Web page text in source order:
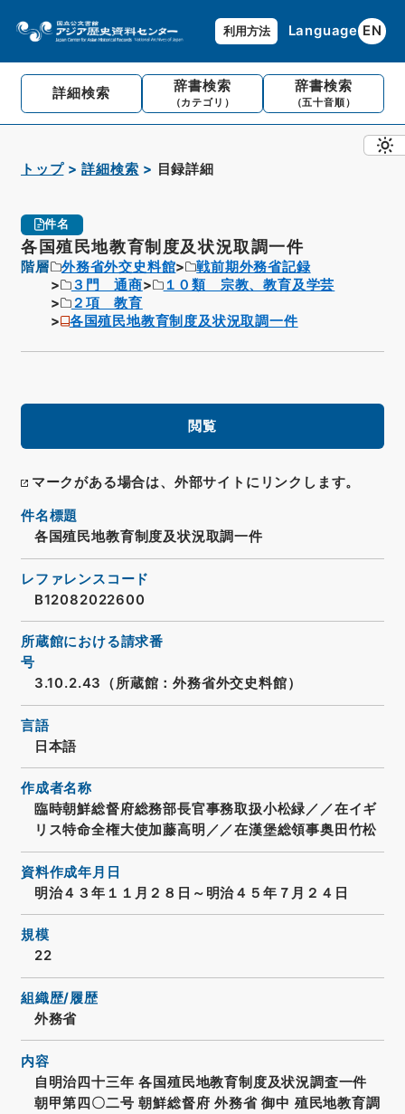
利用方法 Language EN
詳細検索 辞書検索
（カテゴリ）
辞書検索
（五十音順）
トップ 詳細検索 目録詳細
件名
各国殖民地教育制度及状況取調一件
階層 外務省外交史料館
戦前期外務省記録
３門 通商
１０類 宗教、教育及学芸
２項 教育
各国殖民地教育制度及状況取調一件
閲覧
マークがある場合は、外部サイトにリンクします。
件名標題
各国殖民地教育制度及状況取調一件
レファレンスコード
B12082022600
所蔵館における請求番
号
3.10.2.43（所蔵館：外務省外交史料館）
言語
日本語
作成者名称
臨時朝鮮総督府総務部長官事務取扱小松緑／／在イギ
リス特命全権大使加藤高明／／在漢堡総領事奥田竹松
資料作成年月日
明治４３年１１月２８日～明治４５年７月２４日
規模
22
組織歴/履歴
外務省
内容
自明治四十三年 各国殖民地教育制度及状況調査一件
朝甲第四〇二号 朝鮮総督府 外務省 御中 殖民地教育調